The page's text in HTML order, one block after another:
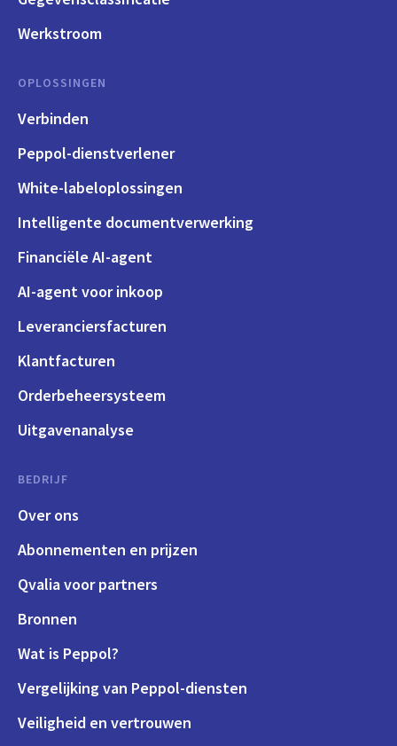
Werkstroom
OPLOSSINGEN
Verbinden
Peppol-dienstverlener
White-labeloplossingen
Intelligente documentverwerking
Financiële AI-agent
AI-agent voor inkoop
Leveranciersfacturen
Klantfacturen
Orderbeheersysteem
Uitgavenanalyse
BEDRIJF
Over ons
Abonnementen en prijzen
Qvalia voor partners
Bronnen
Wat is Peppol?
Vergelijking van Peppol-diensten
Veiligheid en vertrouwen